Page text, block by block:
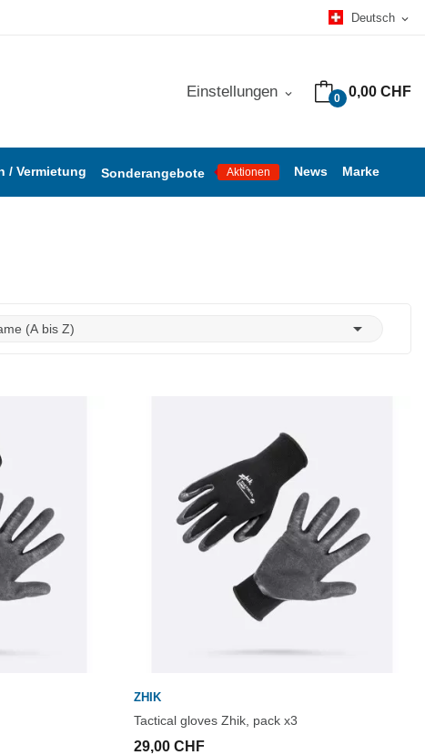
Deutsch expand_more
0 0,00 CHF
Einstellungen expand_more
/ Vermietung Sonderangebote Aktionen News Marke
(A bis Z) 
ZHIK
Tactical gloves Zhik, pack x3
29,00 CHF